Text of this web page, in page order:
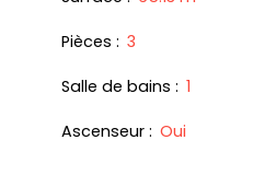
Pièces : 3
Salle de bains : 1
Ascenseur : Oui